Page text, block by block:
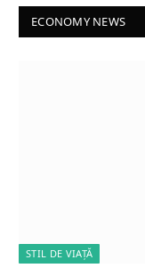
ECONOMY NEWS
STIL DE VIAȚĂ